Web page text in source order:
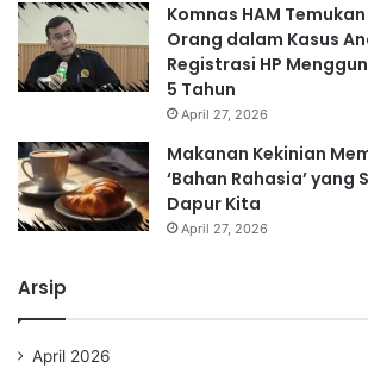
Komnas HAM
Orang dalam Kasus
Registrasi HP
5 Tahun
April 27, 2026
Makanan Kekinian
‘Bahan Rahasia’ yang
Dapur Kita
April 27, 2026
Arsip
April 2026